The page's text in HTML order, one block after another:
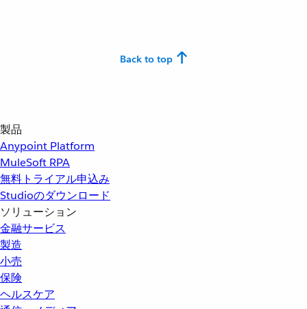
Back to top
製品
Anypoint Platform
MuleSoft RPA
無料トライアル申込み
Studioのダウンロード
ソリューション
金融サービス
製造
小売
保険
ヘルスケア